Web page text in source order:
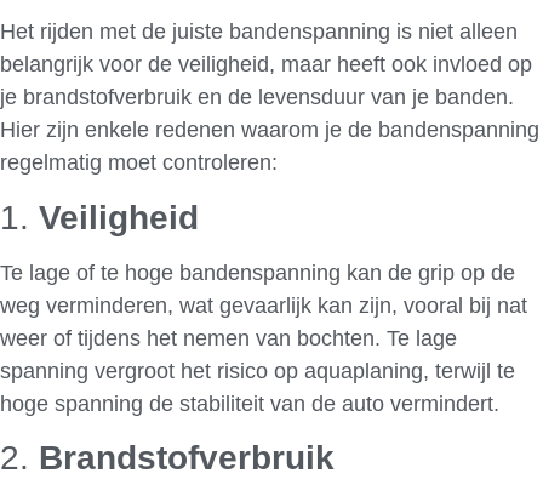
Het rijden met de juiste bandenspanning is niet alleen
belangrijk voor de veiligheid, maar heeft ook invloed op
je brandstofverbruik en de levensduur van je banden.
Hier zijn enkele redenen waarom je de bandenspanning
regelmatig moet controleren:
1. Veiligheid
Te lage of te hoge bandenspanning kan de grip op de
weg verminderen, wat gevaarlijk kan zijn, vooral bij nat
weer of tijdens het nemen van bochten. Te lage
spanning vergroot het risico op aquaplaning, terwijl te
hoge spanning de stabiliteit van de auto vermindert.
2. Brandstofverbruik